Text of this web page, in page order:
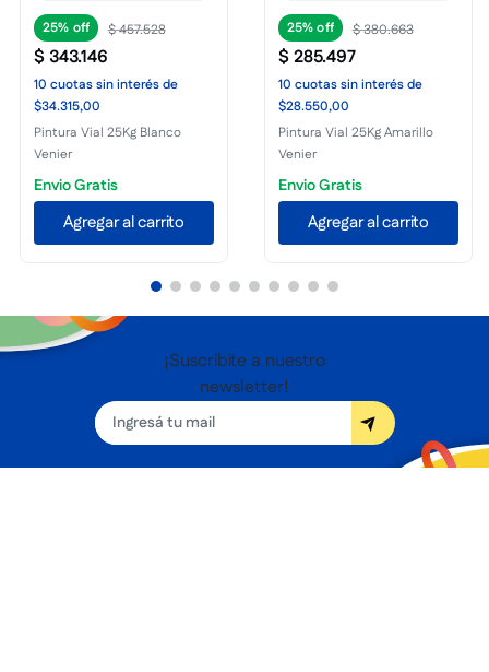
25% $457.528
$343.146
10 cuotassin interésde
$34.315,00
Pintura Vial 25Kg Blanco
Venier
Envio Gratis
Agregar al carrito
25% $380.663
$285.497
10 cuotassin interésde
$28.550,00
Pintura Vial 25Kg Amarillo
Venier
Envio Gratis
Agregar al carrito
¡Suscribite a nuestro
newsletter!